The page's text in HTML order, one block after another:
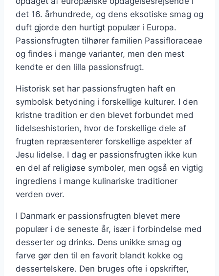
det 16. århundrede, og dens eksotiske smag og
duft gjorde den hurtigt populær i Europa.
Passionsfrugten tilhører familien Passifloraceae
og findes i mange varianter, men den mest
kendte er den lilla passionsfrugt.
Historisk set har passionsfrugten haft en
symbolsk betydning i forskellige kulturer. I den
kristne tradition er den blevet forbundet med
lidelseshistorien, hvor de forskellige dele af
frugten repræsenterer forskellige aspekter af
Jesu lidelse. I dag er passionsfrugten ikke kun
en del af religiøse symboler, men også en vigtig
ingrediens i mange kulinariske traditioner
verden over.
I Danmark er passionsfrugten blevet mere
populær i de seneste år, især i forbindelse med
desserter og drinks. Dens unikke smag og
farve gør den til en favorit blandt kokke og
dessertelskere. Den bruges ofte i opskrifter,